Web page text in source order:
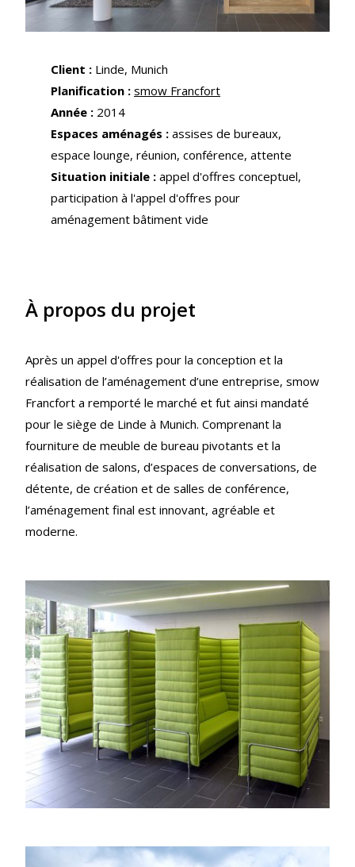
Client : Linde, Munich
Planification : smow Francfort
Année : 2014
Espaces aménagés : assises de bureaux,
espace lounge, réunion, conférence, attente
Situation initiale : appel d'offres conceptuel,
participation à l'appel d'offres pour
aménagement bâtiment vide
À propos du projet
Après un appel d'offres pour la conception et la
réalisation de l’aménagement d’une entreprise, smow
Francfort a remporté le marché et fut ainsi mandaté
pour le siège de Linde à Munich. Comprenant la
fourniture de meuble de bureau pivotants et la
réalisation de salons, d’espaces de conversations, de
détente, de création et de salles de conférence,
l’aménagement final est innovant, agréable et
moderne.